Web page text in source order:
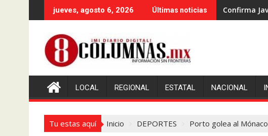
al
jueves, agosto 6, 2026 Últimas noticias Confirma
LOCAL REGIONAL ESTATAL NACIONAL
Tu estas aquí Inicio DEPORTES Porto golea al